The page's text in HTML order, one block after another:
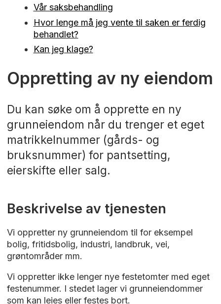
Vår saksbehandling
Hvor lenge må jeg vente til saken er ferdig
behandlet?
Kan jeg klage?
Oppretting av ny eiendom
Du kan søke om å opprette en ny
grunneiendom når du trenger et eget
matrikkelnummer (gårds- og
bruksnummer) for pantsetting,
eierskifte eller salg.
Beskrivelse av tjenesten
Vi oppretter ny grunneiendom til for eksempel
bolig, fritidsbolig, industri, landbruk, vei,
grøntområder mm.
Vi oppretter ikke lenger nye festetomter med eget
festenummer. I stedet lager vi grunneiendommer
som kan leies eller festes bort.